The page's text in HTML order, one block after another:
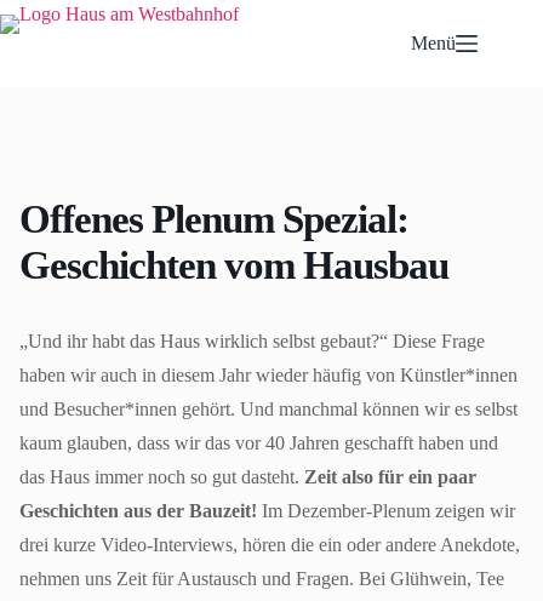
Zum
Inhalt
Menü
Offenes Plenum Spezial:
Geschichten vom Hausbau
„Und ihr habt das Haus wirklich selbst gebaut?“ Diese Frage
haben wir auch in diesem Jahr wieder häufig von Künstler*innen
und Besucher*innen gehört. Und manchmal können wir es selbst
kaum glauben, dass wir das vor 40 Jahren geschafft haben und
das Haus immer noch so gut dasteht. Zeit also für ein paar
Geschichten aus der Bauzeit! Im Dezember-Plenum zeigen wir
drei kurze Video-Interviews, hören die ein oder andere Anekdote,
nehmen uns Zeit für Austausch und Fragen. Bei Glühwein, Tee